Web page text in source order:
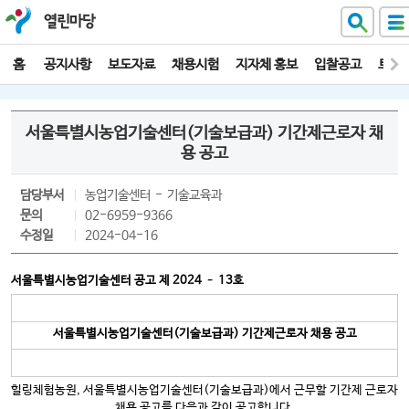
열린마당
홈 공지사항 보도자료 채용시험 지자체 홍보 입찰공고 토양
서울특별시농업기술센터(기술보급과) 기간제근로자 채
용 공고
담당부서 농업기술센터
기술교육과
문의
02-6959-9366
수정일
2024-04-16
서울특별시농업기술센터 공고 제 2024 – 13호
서울특별시농업기술센터 (기술보급과) 기간제근로자 채용 공고
힐링체험농원, 서울특별시농업기술센터(기술보급과)에서 근무할 기간제 근로자